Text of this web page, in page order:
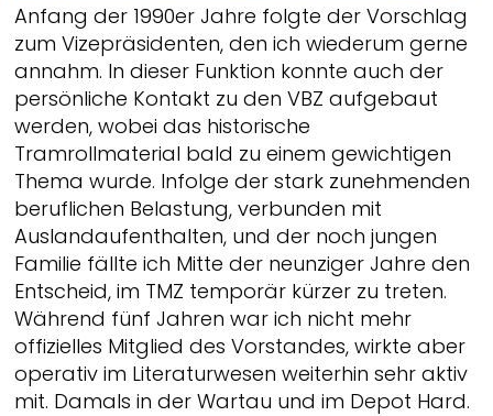
Anfang der 1990er Jahre folgte der Vorschlag
zum Vizepräsidenten, den ich wiederum gerne
annahm. In dieser Funktion konnte auch der
persönliche Kontakt zu den VBZ aufgebaut
werden, wobei das historische
Tramrollmaterial bald zu einem gewichtigen
Thema wurde. Infolge der stark zunehmenden
beruflichen Belastung, verbunden mit
Auslandaufenthalten, und der noch jungen
Familie fällte ich Mitte der neunziger Jahre den
Entscheid, im TMZ temporär kürzer zu treten.
Während fünf Jahren war ich nicht mehr
offizielles Mitglied des Vorstandes, wirkte aber
operativ im Literaturwesen weiterhin sehr aktiv
mit. Damals in der Wartau und im Depot Hard.